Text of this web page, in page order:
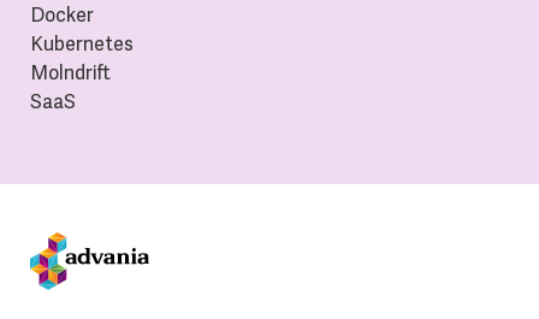
Docker
Kubernetes
Molndrift
SaaS